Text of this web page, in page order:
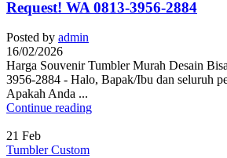
Request! WA 0813-3956-2884
Posted by admin
16/02/2026
Harga Souvenir Tumbler Murah Desain
3956-2884 - Halo, Bapak/Ibu dan seluruh
Apakah Anda ...
Continue reading
21 Feb
Tumbler Custom